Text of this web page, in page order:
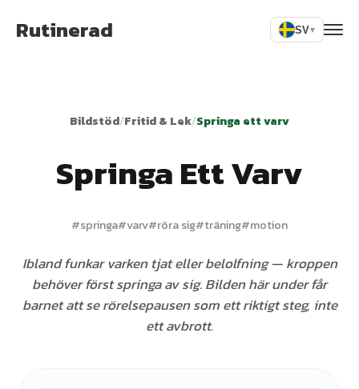
Rutinerad SV▾
Bildstöd/Fritid & Lek/Springa ett varv
Springa Ett Varv
#springa#varv#röra sig#träning#motion
Ibland funkar varken tjat eller belolfning — kroppen
behöver först springa av sig. Bilden här under får
barnet att se rörelsepausen som ett riktigt steg, inte
ett avbrott.